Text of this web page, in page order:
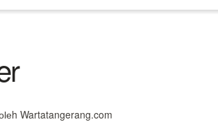
Wartatangerang.com